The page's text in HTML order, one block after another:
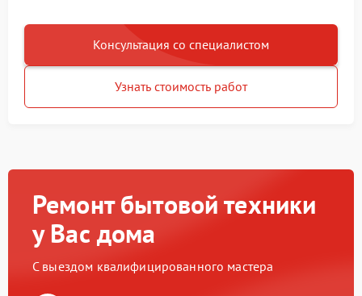
Консультация со специалистом
Узнать стоимость работ
Ремонт бытовой техники
у Вас дома
С выездом квалифицированного мастера